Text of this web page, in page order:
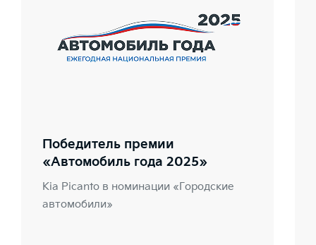
Победитель премии
«Автомобиль года 2025»
Kia Picanto в номинации «Городские
автомобили»